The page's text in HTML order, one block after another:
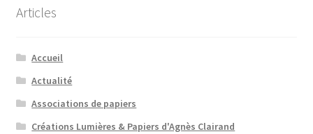
Articles
Accueil
Actualité
Associations de papiers
Créations Lumières & Papiers d'Agnès Clairand